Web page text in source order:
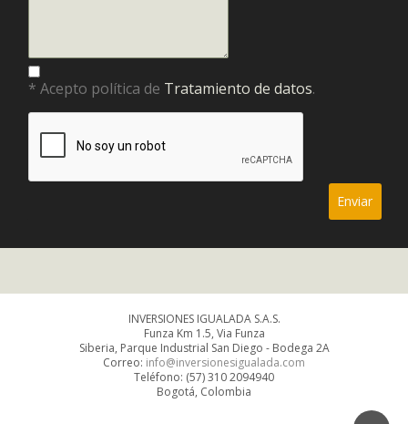
* Acepto política de Tratamiento de datos.
INVERSIONES IGUALADA S.A.S.
Funza Km 1.5, Via Funza
Siberia, Parque Industrial San Diego - Bodega 2A
Correo: info@inversionesigualada.com
Teléfono: (57) 310 2094940
Bogotá, Colombia